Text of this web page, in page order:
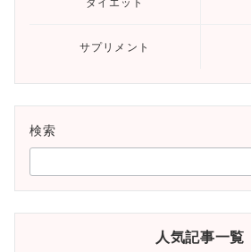
サプリメント
検索
人気記事一覧